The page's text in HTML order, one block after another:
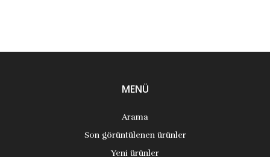
MENÜ
Arama
Son görüntülenen ürünler
Yeni ürünler